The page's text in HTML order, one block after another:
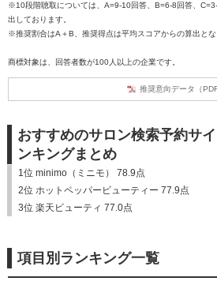
※10段階聴取については、A=9-10回答、B=6-8回答、
出しております。
※推奨割合はA＋B、推奨得点は平均スコアからの算出とな
商標対象は、回答者数が100人以上の企業です。
推奨意向データ（PDF
おすすめのサロン検索予約サ
ンキングまとめ
1位 minimo（ミニモ） 78.9点
2位 ホットペッパービューティー 77.9点
3位 楽天ビューティ 77.0点
項目別ランキング一覧